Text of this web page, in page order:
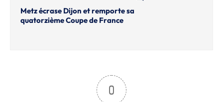
Metz écrase Dijon et remporte sa
quatorzième Coupe de France
0